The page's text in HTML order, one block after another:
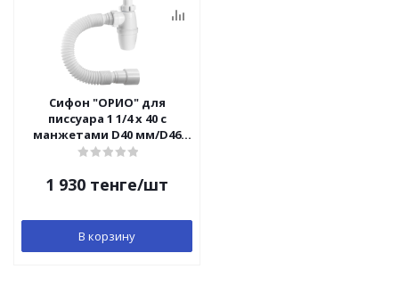
Сифон "ОРИО" для
писсуара 1 1/4 х 40 с
манжетами D40 мм/D46
мм, с гибкой трубой 40-
1 930 тенге/шт
В корзину